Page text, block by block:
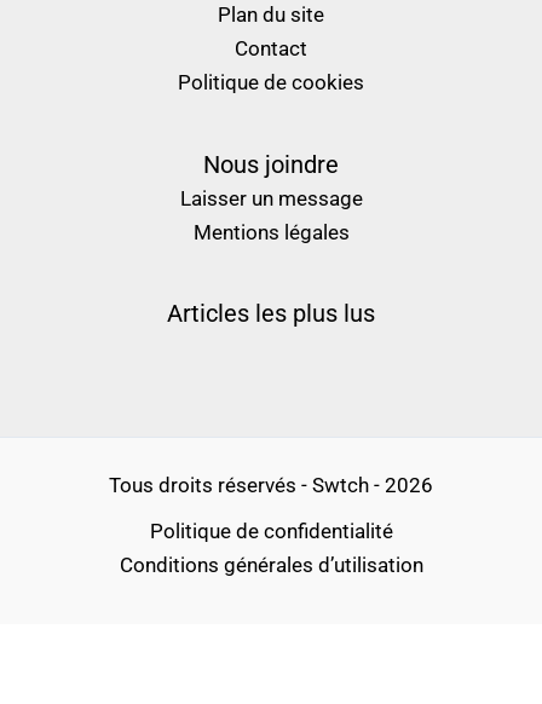
Plan du site
Contact
Politique de cookies
Nous joindre
Laisser un message
Mentions légales
Articles les plus lus
Tous droits réservés - Swtch - 2026
Politique de confidentialité
Conditions générales d’utilisation